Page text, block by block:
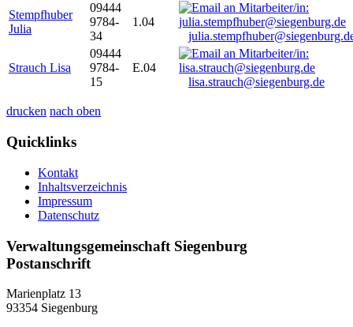
Stempfhuber
Julia
09444
9784-
34
1.04
Strauch Lisa
09444
9784-
15
E.04
lisa.strauch@siegenburg.de
drucken nach oben
Quicklinks
Kontakt
Inhaltsverzeichnis
Impressum
Datenschutz
Verwaltungsgemeinschaft Siegenburg
Postanschrift
Marienplatz 13
93354 Siegenburg